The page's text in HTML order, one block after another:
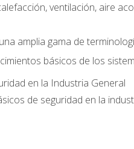
ventilación, aire
amplia gama de
básicos de los
en la Industria General
de seguridad en la